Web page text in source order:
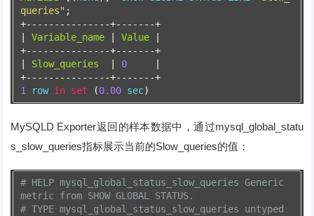
queries" ;
+---------------+-------+
Variable_name Value
+---------------+-------+
Slow_queries 0
+---------------+-------+
1 row in set (0.00 sec)
MySQLD Exporter返回的样本数据中，通过mysql_global_statu
s_slow_queries指标展示当前的Slow_queries的值：
# HELP mysql_global_status_slow_queries Generic
metric from SHOW GLOBAL STATUS.
# TYPE mysql_global_status_slow_queries untyped